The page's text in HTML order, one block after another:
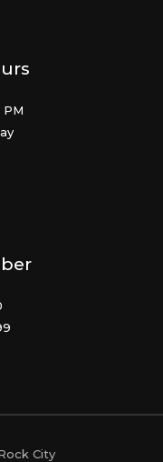
PM
City